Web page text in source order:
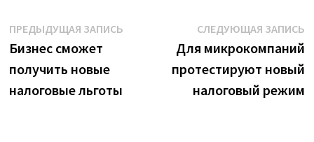
Навигация
по
записям
ПРЕДЫДУЩАЯ ЗАПИСЬПредыдущая
Бизнес сможет
получить новые
налоговые льготы
СЛЕДУЮЩАЯ ЗАПИСЬ
Для микрокомпаний
протестируют новый
налоговый режим